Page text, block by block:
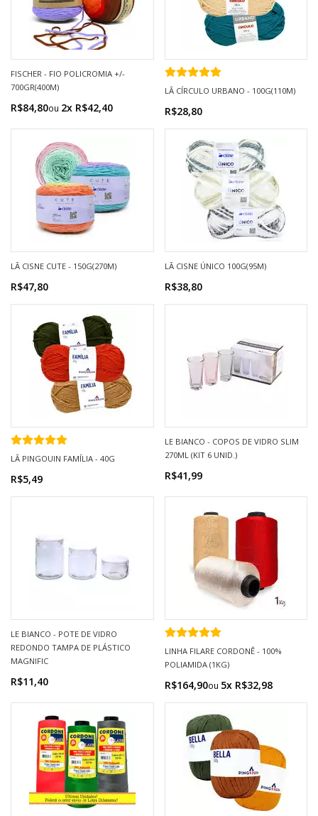
FISCHER - FIO POLICROMIA +/-
700GR(400M)
R$84,80 2x R$42,40
LÃ CÍRCULO URBANO - 100G(110M)
R$28,80
LÃ CISNE CUTE - 150G(270M)
R$47,80
LÃ CISNE ÚNICO 100G(95M)
R$38,80
LÃ PINGOUIN FAMÍLIA - 40G
R$5,49
LE BIANCO - COPOS DE VIDRO SLIM
270ML (KIT 6 UNID.)
R$41,99
LE BIANCO - POTE DE VIDRO
REDONDO TAMPA DE PLÁSTICO
MAGNIFIC
R$11,40
LINHA FILARE CORDONÊ - 100%
POLIAMIDA (1KG)
R$164,90 5x R$32,98